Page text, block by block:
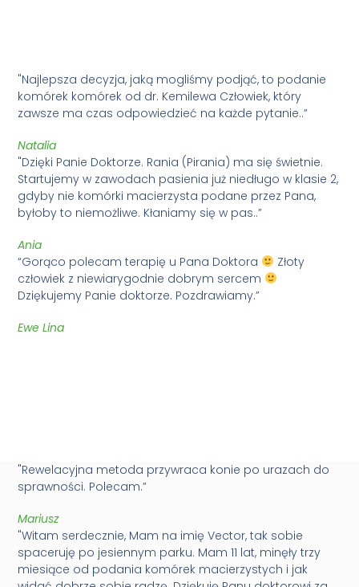
"Najlepsza decyzja, jaką mogliśmy podjąć, to podanie
komórek komórek od dr. Kemilewa Człowiek, który
zawsze ma czas odpowiedzieć na każde pytanie..”
Natalia
"Dzięki Panie Doktorze. Rania (Pirania) ma się świetnie.
Startujemy w zawodach pasienia już niedługo w klasie 2,
gdyby nie komórki macierzysta podane przez Pana,
byłoby to niemożliwe. Kłaniamy się w pas..”
Ania
“Gorąco polecam terapię u Pana Doktora
Złoty
człowiek z niewiarygodnie dobrym sercem
Dziękujemy Panie doktorze. Pozdrawiamy.”
Ewe Lina
"Rewelacyjna metoda przywraca konie po urazach do
sprawności. Polecam.”
Mariusz
"Witam serdecznie, Mam na imię Vector, tak sobie
spaceruję po jesiennym parku. Mam 11 lat, minęły trzy
miesiące od podania komórek macierzystych i jak